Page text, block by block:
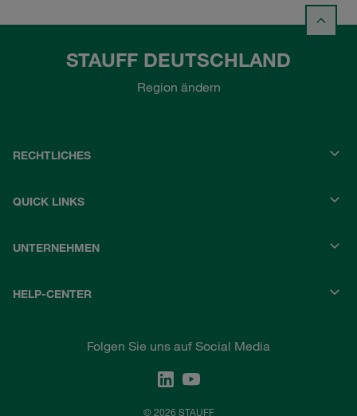
STAUFF DEUTSCHLAND
Region ändern
RECHTLICHES
QUICK LINKS
UNTERNEHMEN
HELP-CENTER
Folgen Sie uns auf Social Media
© 2026 STAUFF